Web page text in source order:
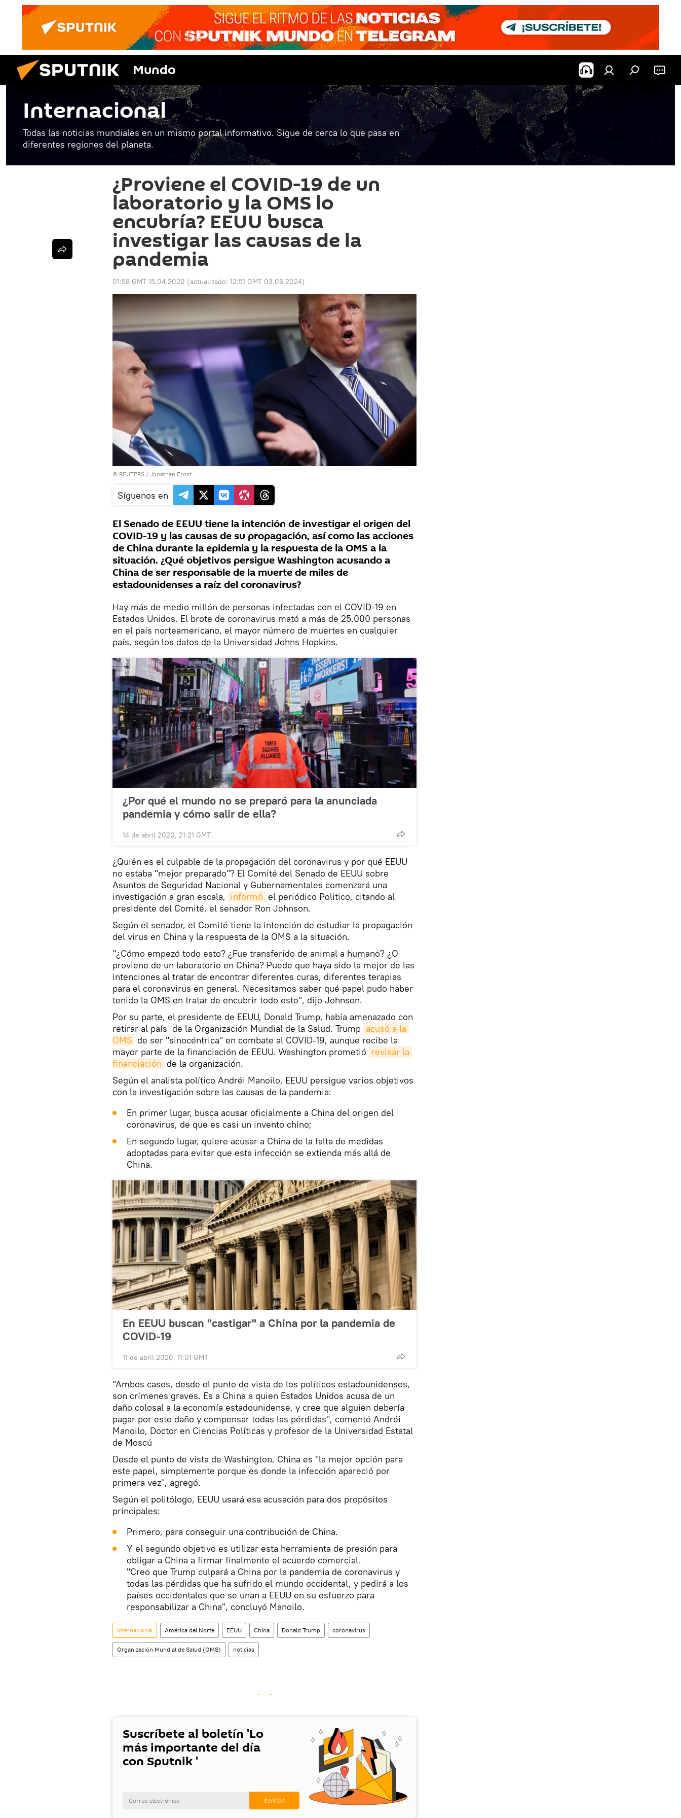
Mundo
Internacional
Todas las noticias mundiales en un mismo portal informativo. Sigue de cerca lo que pasa en
diferentes regiones del planeta.
¿Proviene el COVID-19 de un
laboratorio y la OMS lo
encubría? EEUU busca
investigar las causas de la
pandemia
01:58 GMT 15.04.2020 (actualizado: 12:51 GMT 03.06.2024)
© REUTERS / Jonathan Ernst
Síguenos en
El Senado de EEUU tiene la intención de investigar el origen del
COVID-19 y las causas de su propagación, así como las acciones
de China durante la epidemia y la respuesta de la OMS a la
situación. ¿Qué objetivos persigue Washington acusando a
China de ser responsable de la muerte de miles de
estadounidenses a raíz del coronavirus?
Hay más de medio millón de personas infectadas con el COVID-19 en
Estados Unidos. El brote de coronavirus mató a más de 25.000 personas
en el país norteamericano, el mayor número de muertes en cualquier
país, según los datos de la Universidad Johns Hopkins.
¿Por qué el mundo no se preparó para la anunciada
pandemia y cómo salir de ella?
14 de abril 2020, 21:21 GMT
¿Quién es el culpable de la propagación del coronavirus y por qué EEUU
no estaba "mejor preparado"? El Comité del Senado de EEUU sobre
Asuntos de Seguridad Nacional y Gubernamentales comenzará una
investigación a gran escala, informó el periódico Politico, citando al
presidente del Comité, el senador Ron Johnson.
Según el senador, el Comité tiene la intención de estudiar la propagación
del virus en China y la respuesta de la OMS a la situación.
"¿Cómo empezó todo esto? ¿Fue transferido de animal a humano? ¿O
proviene de un laboratorio en China? Puede que haya sido la mejor de las
intenciones al tratar de encontrar diferentes curas, diferentes terapias
para el coronavirus en general. Necesitamos saber qué papel pudo haber
tenido la OMS en tratar de encubrir todo esto", dijo Johnson.
Por su parte, el presidente de EEUU, Donald Trump, había amenazado con
retirar al país de la Organización Mundial de la Salud. Trump acusó a la
OMS de ser "sinocéntrica" en combate al COVID-19, aunque recibe la
mayor parte de la financiación de EEUU. Washington prometió revisar la
financiación de la organización.
Según el analista político Andréi Manoilo, EEUU persigue varios objetivos
con la investigación sobre las causas de la pandemia:
En primer lugar, busca acusar oficialmente a China del origen del
coronavirus, de que es casi un invento chino;
En segundo lugar, quiere acusar a China de la falta de medidas
adoptadas para evitar que esta infección se extienda más allá de
China.
En EEUU buscan "castigar" a China por la pandemia de
COVID-19
11 de abril 2020, 11:01 GMT
"Ambos casos, desde el punto de vista de los políticos estadounidenses,
son crímenes graves. Es a China a quien Estados Unidos acusa de un
daño colosal a la economía estadounidense, y cree que alguien debería
pagar por este daño y compensar todas las pérdidas", comentó Andréi
Manoilo, Doctor en Ciencias Políticas y profesor de la Universidad Estatal
de Moscú
Desde el punto de vista de Washington, China es "la mejor opción para
este papel, simplemente porque es donde la infección apareció por
primera vez", agregó.
Según el politólogo, EEUU usará esa acusación para dos propósitos
principales:
Primero, para conseguir una contribución de China.
Y el segundo objetivo es utilizar esta herramienta de presión para
obligar a China a firmar finalmente el acuerdo comercial.
"Creo que Trump culpará a China por la pandemia de coronavirus y
todas las pérdidas que ha sufrido el mundo occidental, y pedirá a los
países occidentales que se unan a EEUU en su esfuerzo para
responsabilizar a China", concluyó Manoilo.
Internacional América del Norte EEUU China Donald Trump coronavirus
Organización Mundial de Salud (OMS) noticias
Suscríbete al boletín 'Lo
más importante del día
con Sputnik '